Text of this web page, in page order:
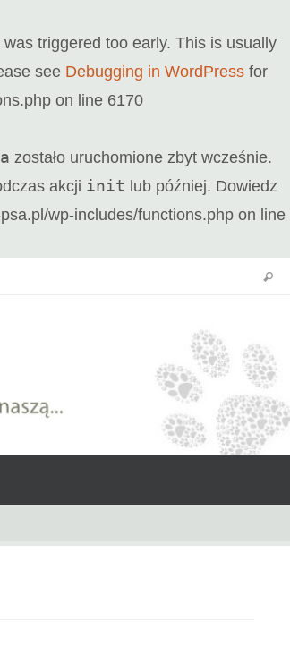
was triggered too early. This is usually
see Debugging in WordPress for
on line 6170
zostało uruchomione zbyt wcześnie.
akcji init lub później. Dowiedz
wp-includes/functions.php on line